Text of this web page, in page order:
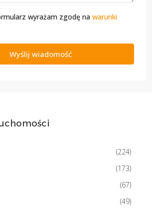
wyrażam zgodę na warunki
Wyślij wiadomość
(224)
(173)
(67)
(49)